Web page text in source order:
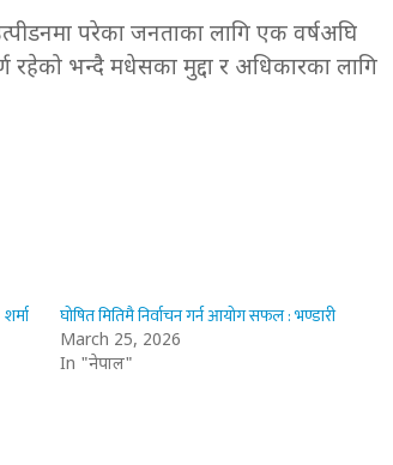
परेका जनताका लागि एक वर्षअघि
भन्दै मधेसका मुद्दा र अधिकारका लागि
घोषित मितिमै निर्वाचन गर्न आयोग सफल : भण्डारी
March 25, 2026
In "नेपाल"